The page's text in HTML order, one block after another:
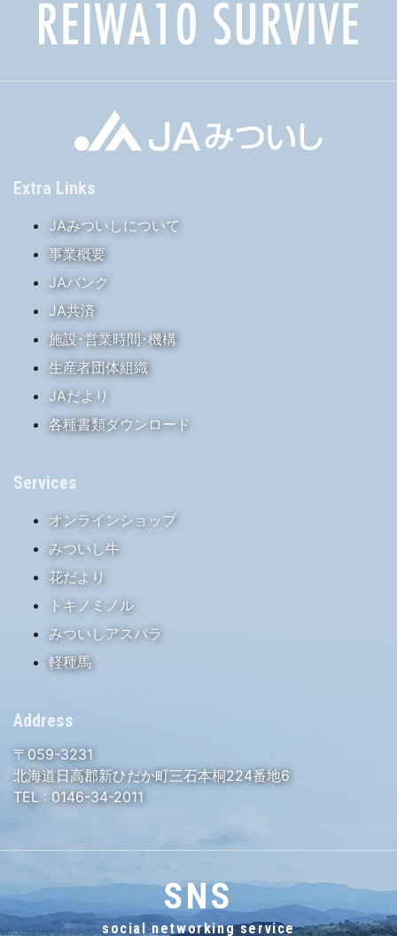
Extra Links
JAみついしについて
事業概要
JAバンク
JA共済
施設･営業時間･機構
生産者団体組織
JAだより
各種書類ダウンロード
Services
オンラインショップ
みついし牛
花だより
トキノミノル
みついしアスパラ
軽種馬
Address
〒059-3231
北海道日高郡新ひだか町三石本桐224番地6
TEL : 0146-34-2011
SNS
social networking service